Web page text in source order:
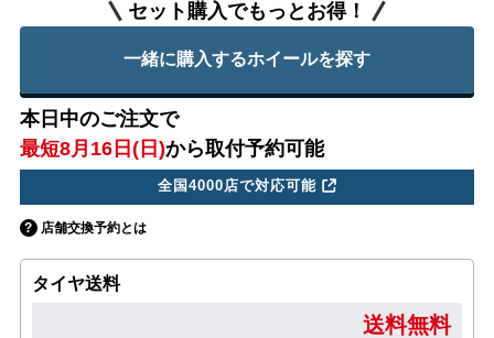
セット購入でもっとお得！
一緒に購入するホイールを探す
本日中のご注文で
最短8月16日(日)から取付予約可能
全国4000店で対応可能
店舗交換予約とは
タイヤ送料
送料無料